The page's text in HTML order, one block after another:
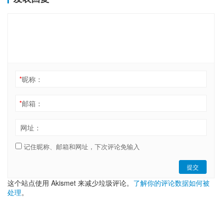
*昵称：
*邮箱：
网址：
记住昵称、邮箱和网址，下次评论免输入
提交
这个站点使用 Akismet 来减少垃圾评论。 了解你的评论数据如何被
处理。